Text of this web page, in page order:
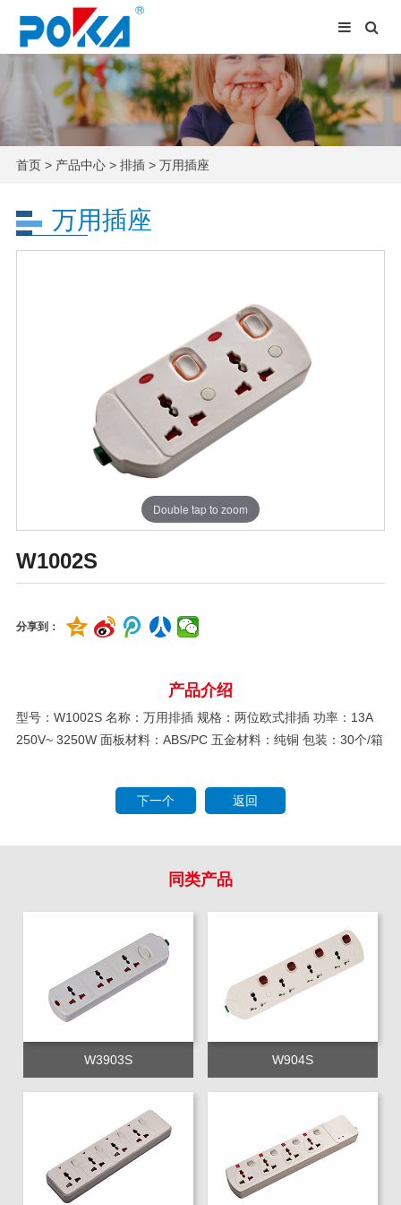
首页> 产品中心> 排插> 万用插座
万用插座
Double tap to zoom
W1002S
分享到：
产品介绍
型号：W1002S 名称：万用排插 规格：两位欧式排插 功率：13A
250V~ 3250W 面板材料：ABS/PC 五金材料：纯铜 包装：30个/箱
下一个 返回
同类产品
W3903S W904S